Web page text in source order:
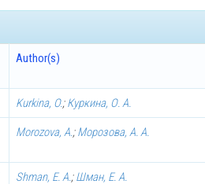
Author(s)
Kurkina, O.;Куркина, О. А.
Morozova, A.;Морозова, А. А.
Shman, E. A.;Шман, Е. А.